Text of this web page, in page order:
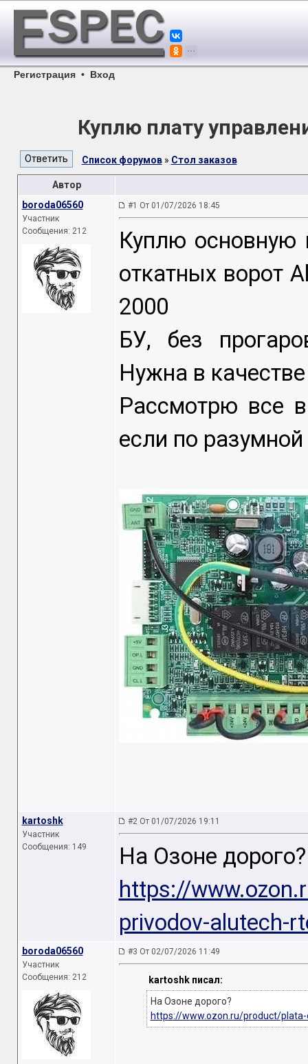
Регистрация • Вход
Куплю плату
Список форумов» Стол заказов
Автор
boroda06560
Участник
Сообщения: 212
#1 От 01/07/2026 18:45
Куплю основную
откатных ворот
2000
БУ, без
Нужна в
Рассмотрю все
если по
kartoshk
Участник
Сообщения: 149
#2 От 01/07/2026 19:11
На Озоне дорого?
https://
privodov-alutech-
boroda06560
Участник
Сообщения: 212
#3 От 02/07/2026 11:49
kartoshk писал:
На Озоне дорого?
https://www.ozon.ru/product/